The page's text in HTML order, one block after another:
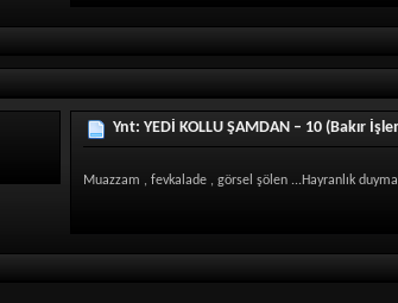
Ynt: YEDİ KOLLU ŞAMDAN – 10 (Bakır
Muazzam , fevkalade , görsel şölen ...Hayranlık